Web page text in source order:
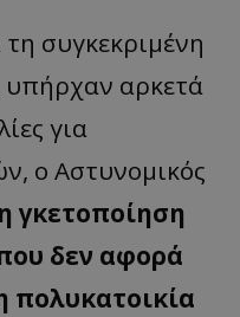
συγκεκριμένη
υπήρχαν αρκετά
για
ο Αστυνομικός
γκετοποίηση
δεν αφορά
πολυκατοικία